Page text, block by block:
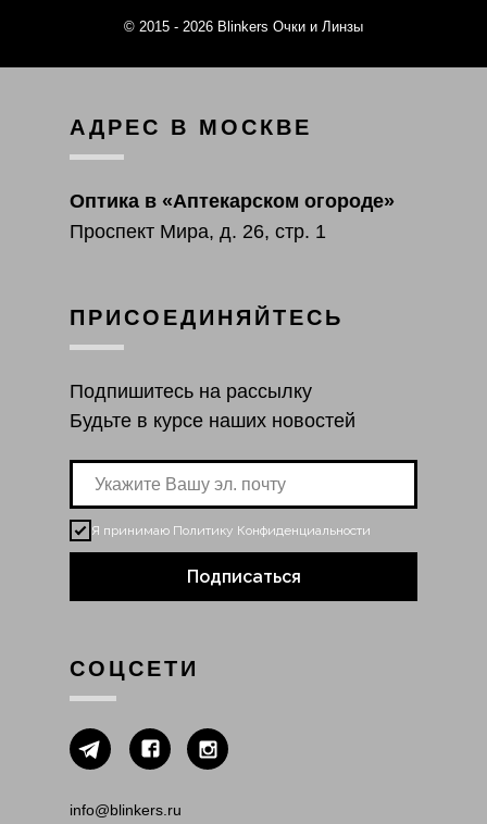
© 2015 - 2026 Blinkers Очки и Линзы
АДРЕС В МОСКВЕ
ПРИСОЕДИНЯЙТЕСЬ
СОЦСЕТИ
Оптика в «Аптекарском огороде»
Проспект Мира, д. 26, стр. 1
Подпишитесь на рассылку
Будьте в курсе наших новостей
info@blinkers.ru
Я принимаю Политику Конфиденциальности
Подписаться